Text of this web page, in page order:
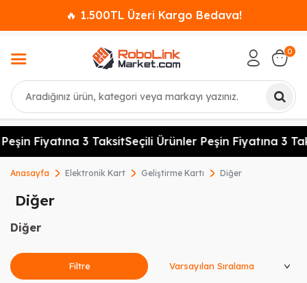
🔥 1.500TL Üzeri Kargo Bedava!
Ara
0
Fiyatına 3 TaksitSeçili Ürünler Peşin Fiyatına 3
Anasayfa Elektronik Kart Geliştirme Kartı Diğer
Diğer
Diğer
Filtre